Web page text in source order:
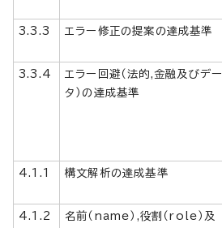
3.3.3 エラー修正の提案の達成基準
3.3.4
エラー回避（法的,金融及びデー
タ）の達成基準
4.1.1 構文解析の達成基準
4.1.2
名前（name）,役割（role）及